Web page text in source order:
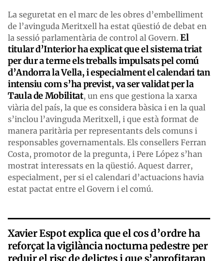
La seguretat en el marc de les obres d’embelliment
de l’avinguda Meritxell ha estat qüestió de debat en
la sessió parlamentària de control al Govern. El
titular d’Interior ha explicat que el sistema triat
per dur a terme els treballs impulsats pel comú
d’Andorra la Vella, i especialment el calendari tan
intensiu com s’ha previst, va ser validat per la
Taula de Mobilitat, un ens que gestiona la xarxa
viària del país, la que es considera bàsica i en la qual
s’inclou l’avinguda Meritxell, i que està format de
manera paritària per representants dels comuns i
responsables governamentals. Els consellers Ferran
Costa, promotor de la pregunta, i Pere López s’han
mostrat interessats en la qüestió. Aquest darrer,
especialment, per si el calendari d’actuacions havia
estat pactat entre el Govern i el comú.
Xavier Espot explica que el cos d’ordre ha
reforçat la vigilància nocturna pedestre per
reduir el risc de delictes i que s’aprofitaran